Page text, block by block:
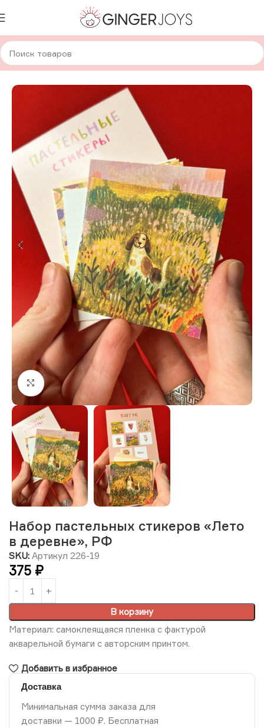
Главная Авторская канцелярия Стикеры Одиночный
Нажмите, чтобы увеличить изображение
Набор пастельных стикеров «Лето
в деревне», РФ
SKU: Артикул 226-19
375 ₽
В корзину
Материал: самоклеящаяся пленка с фактурой
акварельной бумаги с авторским принтом.
Добавить в избранное
Доставка
Минимальная сумма заказа для
доставки — 1000 ₽. Бесплатная